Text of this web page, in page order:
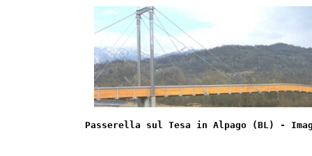
Passerella sul Tesa in Alpago (BL) -